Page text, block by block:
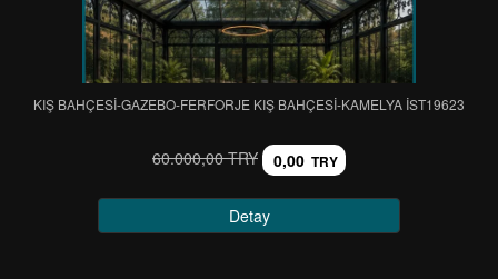
KIŞ BAHÇESİ-GAZEBO-FERFORJE KIŞ BAHÇESİ-KAMELYA IST19623
60.000,00 TRY 0,00 TRY
Detay